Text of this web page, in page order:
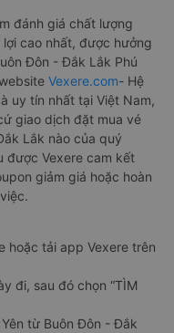
đánh giá chất lượng
cao nhất, được hưởng
Đôn - Đắk Lắk Phú
Vexere.com- Hệ
uy tín nhất tại Việt Nam,
giao dịch đặt mua vé
Lắk nào của quý
được Vexere cam kết
giảm giá hoặc hoàn
hoặc tải app Vexere trên
đi, sau đó chọn “TÌM
từ Buôn Đôn - Đắk